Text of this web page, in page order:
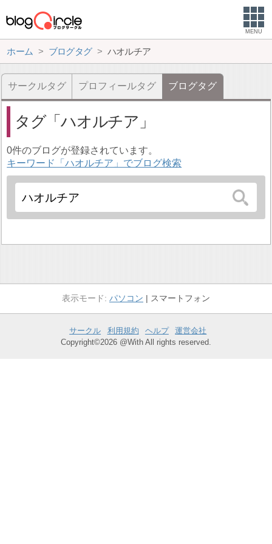
MENU
ホーム ブログタグ ハオルチア
サークルタグ プロフィールタグ ブログタグ
タグ ハオルチア
0件のブログが登録されています。
キーワード「ハオルチア」でブログ検索
パソコン スマートフォン
サークル 利用規約 ヘルプ
運営会社
Copyright©2026 @With All rights reserved.